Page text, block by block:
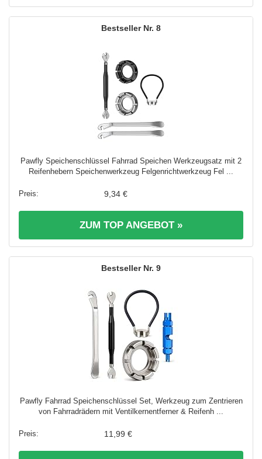
8
Pawfly Speichenschlüssel Fahrrad Speichen Werkzeugsatz mit 2
Reifenhebern Speichenwerkzeug Felgenrichtwerkzeug Fel ...
9,34 €
ZUM TOP ANGEBOT »
9
Pawfly Fahrrad Speichenschlüssel Set, Werkzeug zum Zentrieren
von Fahrradrädern mit Ventilkernentferner & Reifenh ...
11,99 €